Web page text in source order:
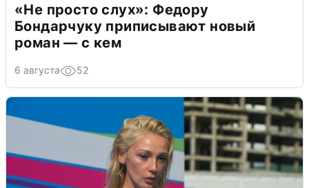
«Не просто слух»: Федору
Бондарчуку приписывают новый
роман — с кем
6 августа 52